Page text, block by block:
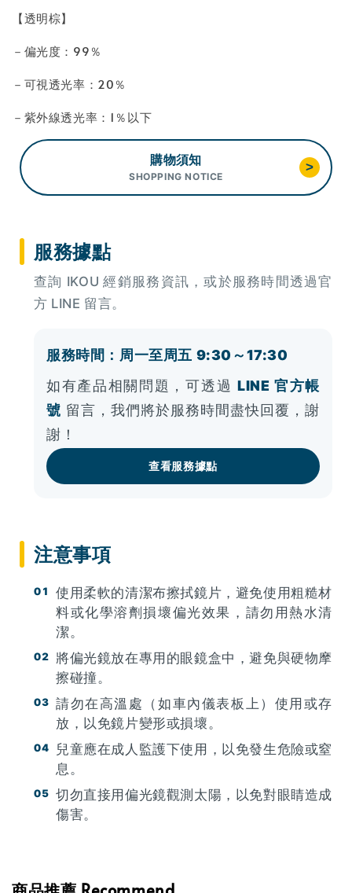
【透明棕】
－偏光度：99％
－可視透光率：20％
－紫外線透光率：1％以下
購物須知
SHOPPING NOTICE
>
服務據點
查詢 IKOU 經銷服務資訊，或於服務時間透過官
方 LINE 留言。
服務時間：周一至周五 9:30～17:30
如有產品相關問題，可透過 LINE 官方帳
號 留言，我們將於服務時間盡快回覆，謝
謝！
查看服務據點
注意事項
使用柔軟的清潔布擦拭鏡片，避免使用粗糙材
料或化學溶劑損壞偏光效果，請勿用熱水清
潔。
將偏光鏡放在專用的眼鏡盒中，避免與硬物摩
擦碰撞。
請勿在高溫處（如車內儀表板上）使用或存
放，以免鏡片變形或損壞。
兒童應在成人監護下使用，以免發生危險或窒
息。
切勿直接用偏光鏡觀測太陽，以免對眼睛造成
傷害。